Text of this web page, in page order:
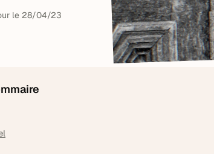
le 28/04/23